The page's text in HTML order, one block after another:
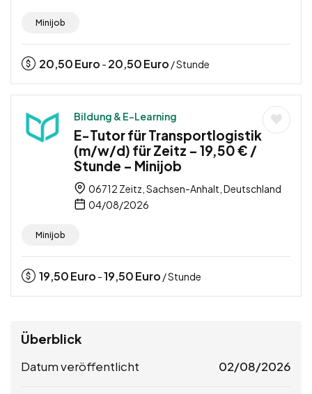
Minijob
20,50Euro - 20,50Euro / Stunde
Bildung & E-Learning
E-Tutor für Transportlogistik
(m/w/d) für Zeitz – 19,50 € /
Stunde – Minijob
06712 Zeitz, Sachsen-Anhalt, Deutschland
04/08/2026
Minijob
19,50Euro -19,50Euro / Stunde
Überblick
Datum veröffentlicht 02/08/2026